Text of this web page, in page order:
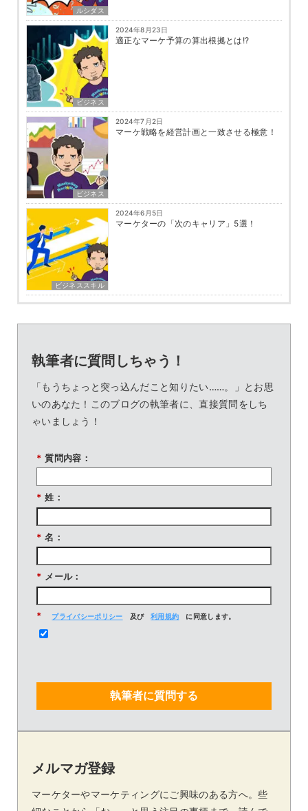
ルシダス
ビジネス
2024年8月23日
適正なマーケ予算の算出根拠とは!?
ビジネス
2024年7月2日
マーケ戦略を経営計画と一致させる極意！
ビジネススキル
2024年6月5日
マーケターの「次のキャリア」5選！
執筆者に質問しちゃう！
「もうちょっと突っ込んだこと知りたい……。」とお思
いのあなた！このブログの執筆者に、直接質問をしち
ゃいましょう！
* 質問内容：
* 姓：
* 名：
* メール：
* プライバシーポリシー 及び 利用規約 に同意します。
執筆者に質問する
メルマガ登録
マーケターやマーケティングにご興味のある方へ。些